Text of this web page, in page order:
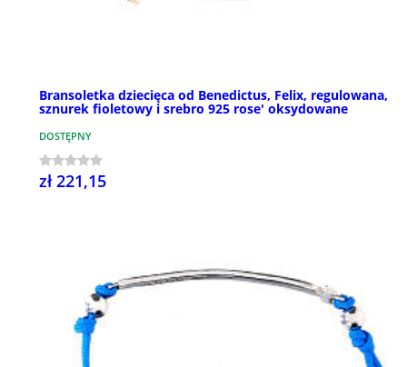
Bransoletka dziecięca od Benedictus, Felix, regulowana,
sznurek fioletowy i srebro 925 rose' oksydowane
DOSTĘPNY
zł 221,15